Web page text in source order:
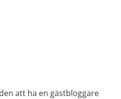
att ha en gästbloggare